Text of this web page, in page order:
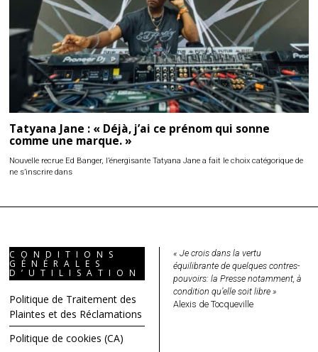
Tatyana Jane : « Déjà, j’ai ce prénom qui sonne
comme une marque. »
Nouvelle recrue Ed Banger, l’énergisante Tatyana Jane a fait le choix catégorique de
ne s’inscrire dans
CONDITIONS
GÉNÉRALES
D’UTILISATION
Politique de Traitement des
Plaintes et des Réclamations
Politique de cookies (CA)
« Je crois dans la vertu
équilibrante de quelques contres-
pouvoirs: la Presse notamment, à
condition qu’elle soit libre »
Alexis de Tocqueville